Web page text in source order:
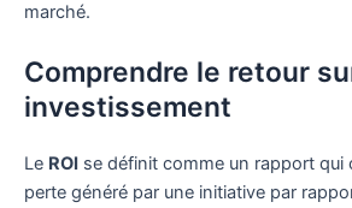
marché.
Comprendre le retour
investissement
Le ROI se définit comme un rapport qui
perte généré par une initiative par